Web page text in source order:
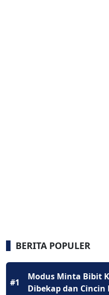
BERITA POPULER
#1
Modus Minta Bibit
Dibekap dan Cincin